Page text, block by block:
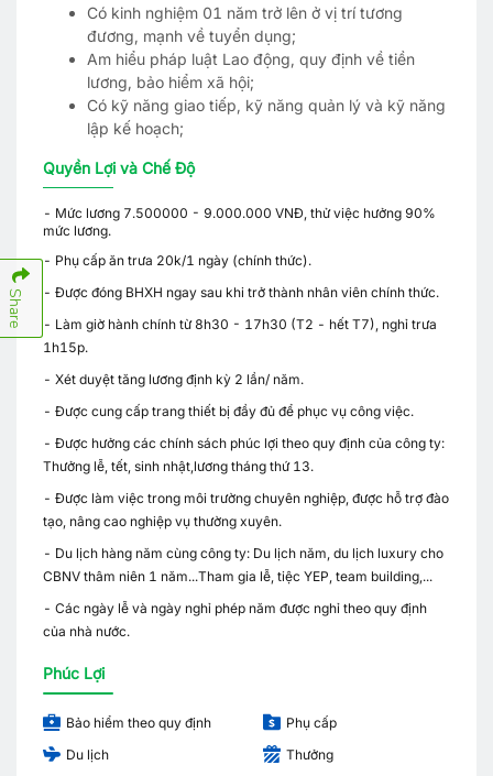
Có kinh nghiệm 01 năm trở lên ở vị trí tương
đương, mạnh về tuyển dụng;
Am hiểu pháp luật Lao động, quy định về tiền
lương, bảo hiểm xã hội;
Có kỹ năng giao tiếp, kỹ năng quản lý và kỹ năng
lập kế hoạch;
Quyền Lợi và Chế Độ
- Mức lương 7.500000 - 9.000.000 VNĐ, thử việc hưởng 90%
mức lương.
- Phụ cấp ăn trưa 20k/1 ngày (chính thức).
- Được đóng BHXH ngay sau khi trở thành nhân viên chính thức.
- Làm giờ hành chính từ 8h30 - 17h30 (T2 - hết T7), nghỉ trưa
1h15p.
- Xét duyệt tăng lương định kỳ 2 lần/ năm.
- Được cung cấp trang thiết bị đầy đủ để phục vụ công việc.
- Được hưởng các chính sách phúc lợi theo quy định của công ty:
Thưởng lễ, tết, sinh nhật,lương tháng thứ 13.
- Được làm việc trong môi trường chuyên nghiệp, được hỗ trợ đào
tạo, nâng cao nghiệp vụ thường xuyên.
- Du lịch hàng năm cùng công ty: Du lịch năm, du lịch luxury cho
CBNV thâm niên 1 năm...Tham gia lễ, tiệc YEP, team building,...
- Các ngày lễ và ngày nghỉ phép năm được nghỉ theo quy định
của nhà nước.
Phúc Lợi
Bảo hiểm theo quy định
Phụ cấp
Du lịch
Thưởng
Share